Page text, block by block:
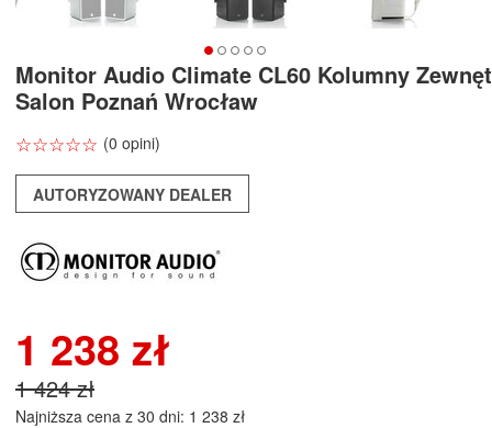
Monitor Audio Climate CL60 Kolumny
Salon Poznań Wrocław
☆☆☆☆☆
★★★★★ (0 opini)
AUTORYZOWANY DEALER
1 238 zł
1 424 zł
Najniższa cena z 30 dni: 1 238 zł